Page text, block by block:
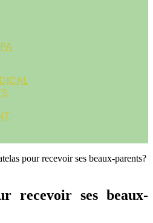
pour recevoir ses beaux-parents?
recevoir ses beaux-